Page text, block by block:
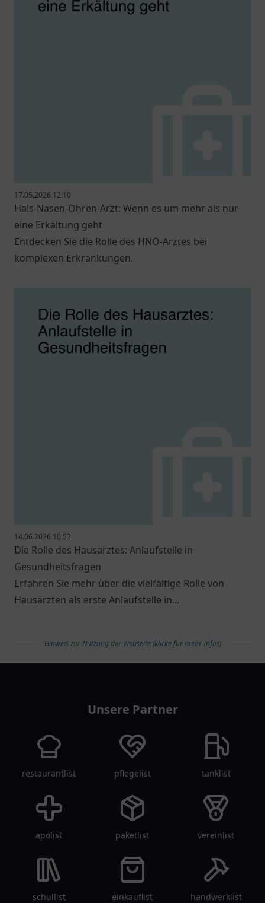
17.05.2026 12:10
Hals-Nasen-Ohren-Arzt: Wenn es um mehr als nur
eine Erkältung geht
Entdecken Sie die Rolle des HNO-Arztes bei
komplexen Erkrankungen.
14.06.2026 10:52
Die Rolle des Hausarztes: Anlaufstelle in
Gesundheitsfragen
Erfahren Sie mehr über die vielfältige Rolle von
Hausärzten als erste Anlaufstelle in
Hinweis zur Nutzung der Webseite (klicke für mehr Infos)
Unsere Partner
restaurantlist pflegelist tanklist
apolist paketlist vereinlist
schullist einkauflist handwerklist